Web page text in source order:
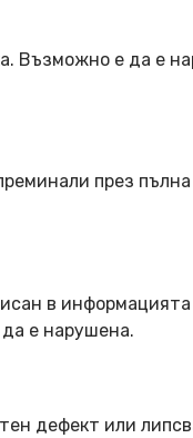
Възможно е да е
през пълна
в информацията
е нарушена.
дефект или